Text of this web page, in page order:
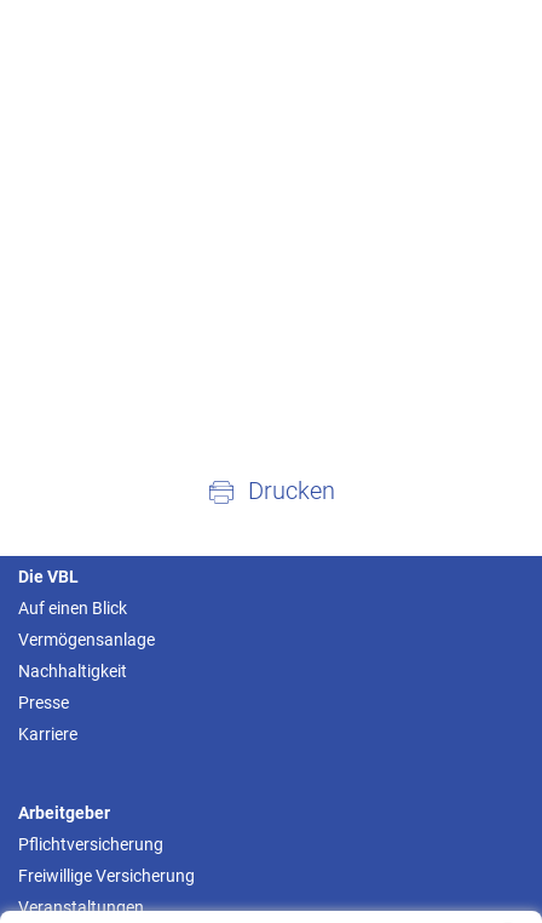
Drucken
Die VBL
Auf einen Blick
Vermögensanlage
Nachhaltigkeit
Presse
Karriere
Arbeitgeber
Pflichtversicherung
Freiwillige Versicherung
Veranstaltungen